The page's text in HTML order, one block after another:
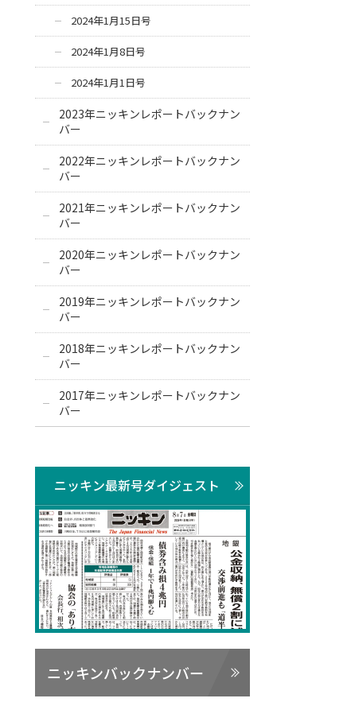
2024年1月15日号
2024年1月8日号
2024年1月1日号
2023年ニッキンレポートバックナン
バー
2022年ニッキンレポートバックナン
バー
2021年ニッキンレポートバックナン
バー
2020年ニッキンレポートバックナン
バー
2019年ニッキンレポートバックナン
バー
2018年ニッキンレポートバックナン
バー
2017年ニッキンレポートバックナン
バー
ニッキン最新号ダイジェスト
ニッキンバックナンバー